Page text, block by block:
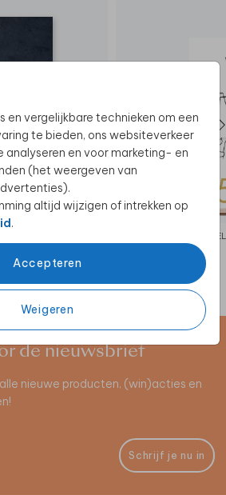
en vergelijkbare technieken om een
te bieden, ons websiteverkeer
analyseren en voor marketing- en
(het weergeven van
altijd wijzigen of intrekken op
.
Accepteren
Weigeren
de nieuwsbrief
nieuwe producten, (win)acties en
Schrijf je nu in